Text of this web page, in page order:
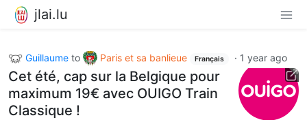
jlai.lu
Guillaume to Paris et sa banlieue Français · 1 year ago
Cet été, cap sur la Belgique pour
maximum 19€ avec OUIGO Train
Classique !